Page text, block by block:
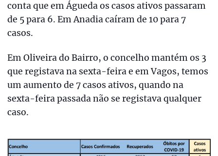
conta que em Águeda os casos ativos passaram
de 5 para 6. Em Anadia caíram de 10 para 7
casos.
Em Oliveira do Bairro, o concelho mantém os 3
que registava na sexta-feira e em Vagos, temos
um aumento de 7 casos ativos, quando na
sexta-feira passada não se registava qualquer
caso.